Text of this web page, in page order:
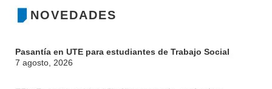
NOVEDADES
Pasantía en UTE para estudiantes de Trabajo Social
7 agosto, 2026